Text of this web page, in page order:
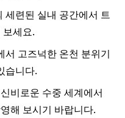
련된 실내 공간에서 트
세요.
서 고즈넉한 온천 분위기
습니다.
비로운 수중 세계에서
해 보시기 바랍니다.